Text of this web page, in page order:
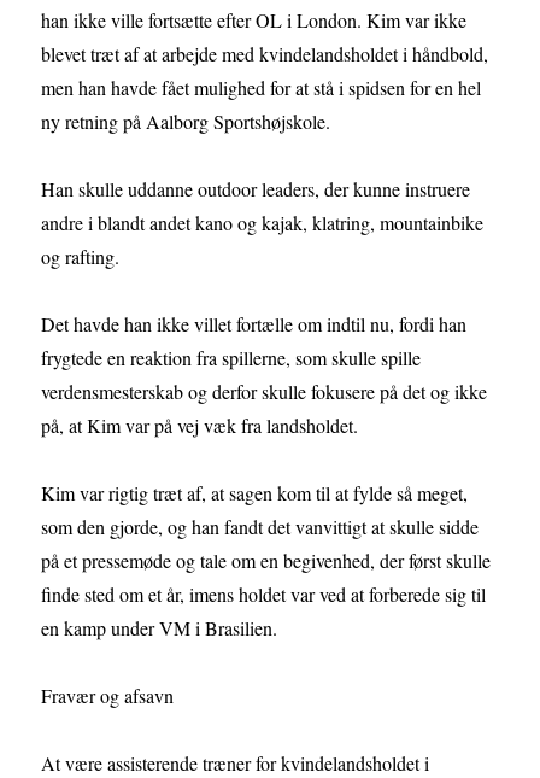
han ikke ville fortsætte efter OL i London. Kim var ikke
blevet træt af at arbejde med kvindelandsholdet i håndbold,
men han havde fået mulighed for at stå i spidsen for en hel
ny retning på Aalborg Sportshøjskole.
Han skulle uddanne outdoor leaders, der kunne instruere
andre i blandt andet kano og kajak, klatring, mountainbike
og rafting.
Det havde han ikke villet fortælle om indtil nu, fordi han
frygtede en reaktion fra spillerne, som skulle spille
verdensmesterskab og derfor skulle fokusere på det og ikke
på, at Kim var på vej væk fra landsholdet.
Kim var rigtig træt af, at sagen kom til at fylde så meget,
som den gjorde, og han fandt det vanvittigt at skulle sidde
på et pressemøde og tale om en begivenhed, der først skulle
finde sted om et år, imens holdet var ved at forberede sig til
en kamp under VM i Brasilien.
Fravær og afsavn
At være assisterende træner for kvindelandsholdet i